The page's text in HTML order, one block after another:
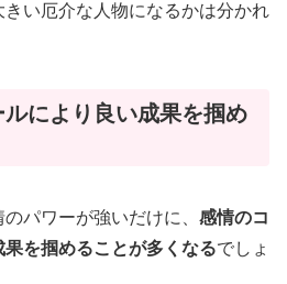
い厄介な人物になるかは分かれ
により良い成果を掴め
パワーが強いだけに、 感情のコ
を掴めることが多くなるでしょ